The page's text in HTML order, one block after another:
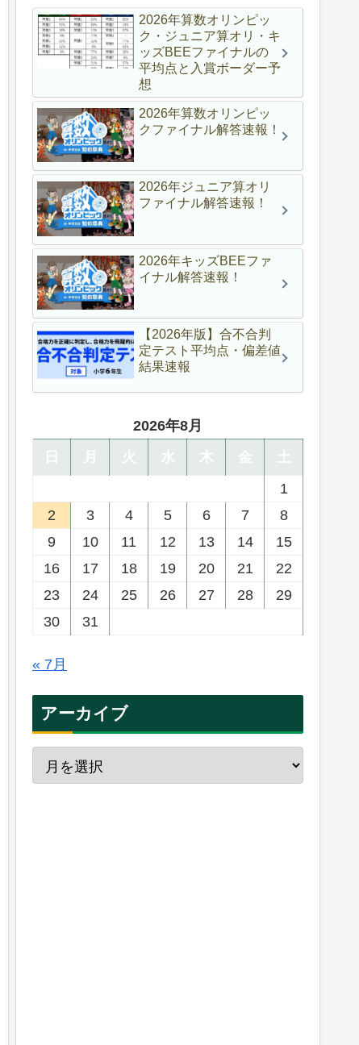
2026年算数オリンピッ
ク・ジュニア算オリ・キ
ッズBEEファイナルの
平均点と入賞ボーダー予
想
2026年算数オリンピッ
クファイナル解答速報！
2026年ジュニア算オリ
ファイナル解答速報！
2026年キッズBEEファ
イナル解答速報！
【2026年版】合不合判
定テスト平均点・偏差値
結果速報
2026年8月
日
月 火 水 木 金
土
1
2
3 4 5 6 7
8
9
10 11 12 13 14
15
16
17 18 19 20 21
22
23
24 25 26 27 28
29
30
31
« 7月
アーカイブ